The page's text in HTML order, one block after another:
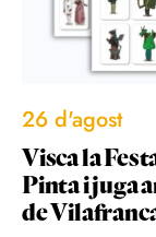
26 d'agost
Visca la
Pinta i juga
de